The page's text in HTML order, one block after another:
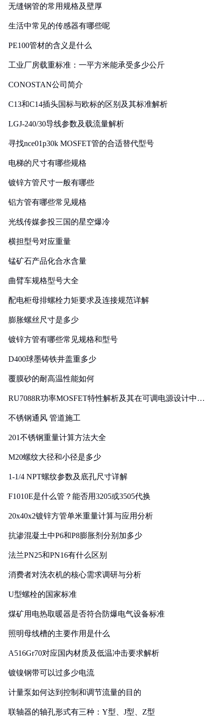
无缝钢管的常用规格及壁厚
生活中常见的传感器有哪些呢
PE100管材的含义是什么
工业厂房载重标准：一平方米能承受多少公斤
CONOSTAN公司简介
C13和C14插头国标与欧标的区别及其标准解析
LGJ-240/30导线参数及载流量解析
寻找nce01p30k MOSFET管的合适替代型号
电梯的尺寸有哪些规格
镀锌方管尺寸一般有哪些
铝方管有哪些常见规格
光线传媒参投三国的星空爆冷
横担型号对应重量
锰矿石产品化合水含量
曲臂车规格型号大全
配电柜母排螺栓力矩要求及连接规范详解
膨胀螺丝尺寸是多少
镀锌方管有哪些常见规格和型号
D400球墨铸铁井盖重多少
覆膜砂的耐高温性能如何
RU7088R功率MOSFET特性解析及其在可调电源设计中的
不锈钢通风 管道施工
201不锈钢重量计算方法大全
M20螺纹大径和小径是多少
1-1/4 NPT螺纹参数及底孔尺寸详解
F1010E是什么管？能否用3205或3505代换
20x40x2镀锌方管单米重量计算与应用分析
抗渗混凝土中P6和P8膨胀剂分别加多少
法兰PN25和PN16有什么区别
消费者对洗衣机的核心需求调研与分析
U型螺栓的国家标准
煤矿用电热取暖器是否符合防爆电气设备标准
照明母线槽的主要作用是什么
A516Gr70对应国内材质及低温冲击要求解析
镀镍钢带可以过多少电流
计量泵如何达到控制和调节流量的目的
联轴器的轴孔形式有三种：Y型、J型、Z型